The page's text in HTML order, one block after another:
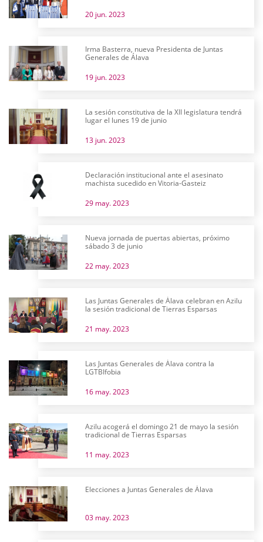
20 jun. 2023
Irma Basterra, nueva Presidenta de Juntas
Generales de Álava
19 jun. 2023
La sesión constitutiva de la XII legislatura tendrá
lugar el lunes 19 de junio
13 jun. 2023
Declaración institucional ante el asesinato
machista sucedido en Vitoria-Gasteiz
29 may. 2023
Nueva jornada de puertas abiertas, próximo
sábado 3 de junio
22 may. 2023
Las Juntas Generales de Álava celebran en Azilu
la sesión tradicional de Tierras Esparsas
21 may. 2023
Las Juntas Generales de Álava contra la
LGTBIfobia
16 may. 2023
Azilu acogerá el domingo 21 de mayo la sesión
tradicional de Tierras Esparsas
11 may. 2023
Elecciones a Juntas Generales de Álava
03 may. 2023